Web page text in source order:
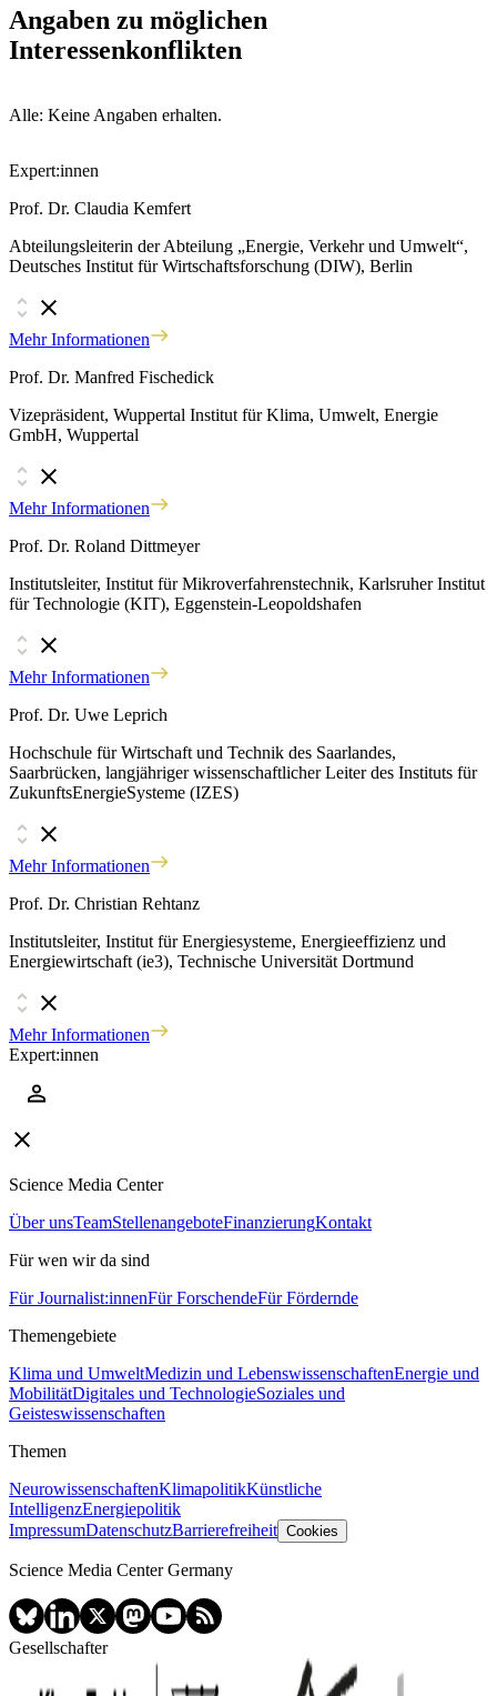
Angaben zu möglichen
Interessenkonflikten
Alle: Keine Angaben erhalten.
Expert:innen
Prof. Dr. Claudia Kemfert
Abteilungsleiterin der Abteilung „Energie, Verkehr und Umwelt“,
Deutsches Institut für Wirtschaftsforschung (DIW), Berlin
Mehr Informationen
Prof. Dr. Manfred Fischedick
Vizepräsident, Wuppertal Institut für Klima, Umwelt, Energie
GmbH, Wuppertal
Mehr Informationen
Prof. Dr. Roland Dittmeyer
Institutsleiter, Institut für Mikroverfahrenstechnik, Karlsruher Institut
für Technologie (KIT), Eggenstein-Leopoldshafen
Mehr Informationen
Prof. Dr. Uwe Leprich
Hochschule für Wirtschaft und Technik des Saarlandes,
Saarbrücken, langjähriger wissenschaftlicher Leiter des Instituts für
ZukunftsEnergieSysteme (IZES)
Mehr Informationen
Prof. Dr. Christian Rehtanz
Institutsleiter, Institut für Energiesysteme, Energieeffizienz und
Energiewirtschaft (ie3), Technische Universität Dortmund
Mehr Informationen
Expert:innen
Science Media Center
Über unsTeamStellenangeboteFinanzierungKontakt
Für wen wir da sind
Für Journalist:innenFür ForschendeFür Fördernde
Themengebiete
Klima und UmweltMedizin und LebenswissenschaftenEnergie und
MobilitätDigitales und TechnologieSoziales und
Geisteswissenschaften
Themen
NeurowissenschaftenKlimapolitikKünstliche
IntelligenzEnergiepolitik
ImpressumDatenschutzBarrierefreiheit Cookies
Science Media Center Germany
Gesellschafter